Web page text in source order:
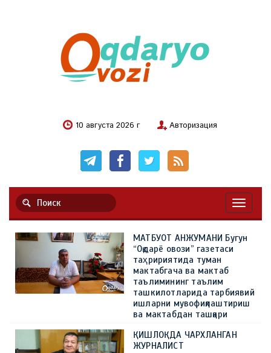
10 августа 2026 г Авторизация
МАТБУОТ АНЖУМАНИ Бугун
“Оқдарё овози” газетаси
таҳририятида туман
мактабгача ва мактаб
таълимининг таълим
ташкилотларида тарбиявий
ишларни мувофиқлаштириш
ва мактабдан ташқари
шўбаси бош мутахассиси
Ҳиммат Бўлаков иштирокида
ҚИШЛОҚДА ЧАРХЛАНГАН
ЖУРНАЛИСТ